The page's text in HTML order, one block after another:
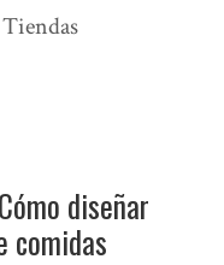
Tiendas
diseñar
comidas